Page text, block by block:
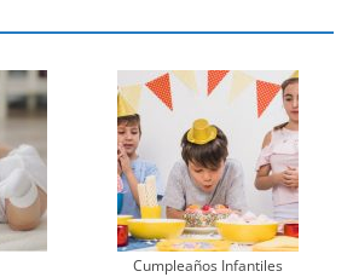
Cumpleaños Infantiles